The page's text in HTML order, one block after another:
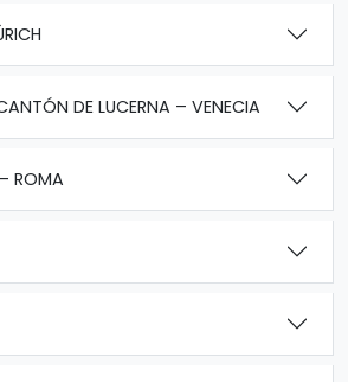
DE LUCERNA – VENECIA
ROMA